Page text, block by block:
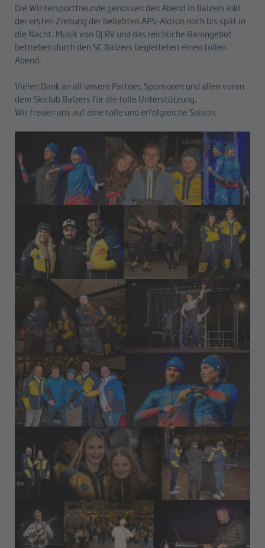
Die Wintersportfreunde genossen den Abend in Balzers inkl.
der ersten Ziehung der beliebten APS-Aktion noch bis spät in
die Nacht. Musik von DJ RV und das reichliche Barangebot
betrieben durch den SC Balzers begleiteten einen tollen
Abend.
Vielen Dank an all unsere Partner, Sponsoren und allen voran
dem Skiclub Balzers für die tolle Unterstützung.
Wir freuen uns auf eine tolle und erfolgreiche Saison.